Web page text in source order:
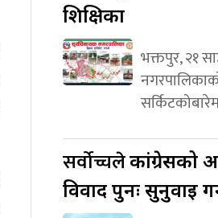
शिक्षिका
भक्तपुर, २१
सर्वोच्चलेकांग्रेसको
विवाद पुनः सुनुवाइ